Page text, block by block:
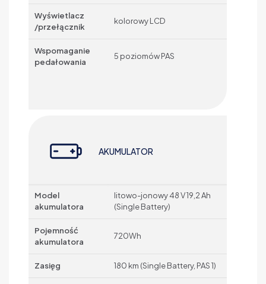
Wyświetlacz
/przełącznik
kolorowy LCD
Wspomaganie
pedałowania
5 poziomów PAS
AKUMULATOR
Model
akumulatora
litowo-jonowy 48 V 19,2 Ah
(Single Battery)
Pojemność
akumulatora
720Wh
Zasięg 180 km (Single Battery, PAS 1)